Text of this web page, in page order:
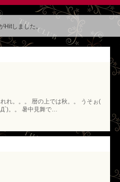
Hitしました。
れ。。。 暦の上では秋。。 うそぉ(
Д`)。。 暑中見舞で…